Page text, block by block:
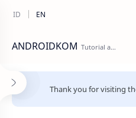
ANDROIDKOM
Thank you for visiting